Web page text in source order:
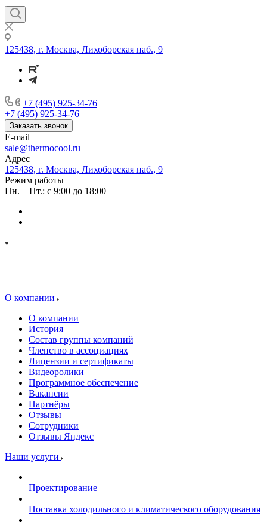
125438, г. Москва, Лихоборская наб., 9
+7 (495) 925-34-76
+7 (495) 925-34-76
Заказать звонок
E-mail
sale@thermocool.ru
Адрес
125438, г. Москва, Лихоборская наб., 9
Режим работы
Пн. – Пт.: с 9:00 до 18:00
О компании
О компании
История
Состав группы компаний
Членство в ассоциациях
Лицензии и сертификаты
Видеоролики
Программное обеспечение
Вакансии
Партнёры
Отзывы
Сотрудники
Отзывы Яндекс
Наши услуги
Проектирование
Поставка холодильного и климатического оборудования